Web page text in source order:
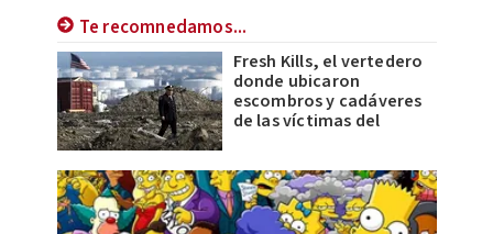
Te recomnedamos...
Fresh Kills, el vertedero
donde ubicaron
escombros y cadáveres
de las víctimas del